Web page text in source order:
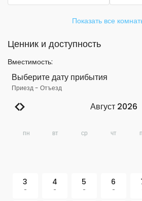
Показать все
Ценник и доступность
Вместимость:
Выберите дату прибытия
Приезд- Отъезд
Август 2026
пн вт ср чт
3
-
4
-
5
-
6
-